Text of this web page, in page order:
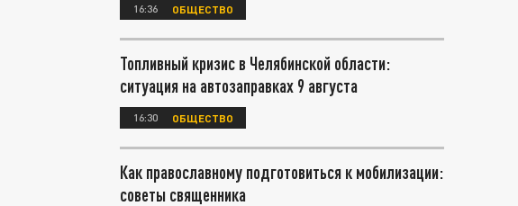
16:36 ОБЩЕСТВО
Топливный кризис в Челябинской области:
ситуация на автозаправках 9 августа
16:30 ОБЩЕСТВО
Как православному подготовиться к мобилизации:
советы священника